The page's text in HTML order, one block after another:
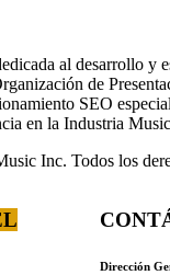
al desarrollo y
de
SEO
en la Industria
Inc. Todos los
Dirección